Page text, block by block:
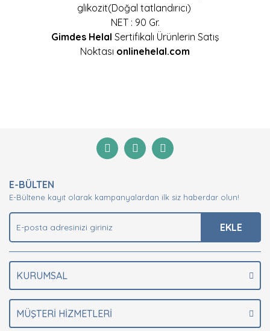
glikozit(Doğal tatlandırıcı)
NET : 90 Gr.
Gimdes Helal Sertifikalı Ürünlerin Satış
Noktası onlinehelal.com
Yorum Yaz
Görüş ve önerileriniz için teşekkür ederiz.
Ürün açıklamasında eksik bilgiler bulunuyor.
Ürün bilgilerinde hatalar bulunuyor.
E-BÜLTEN
E-Bültene kayıt olarak kampanyalardan ilk siz haberdar olun!
EKLE
KURUMSAL
MÜŞTERİ HİZMETLERİ